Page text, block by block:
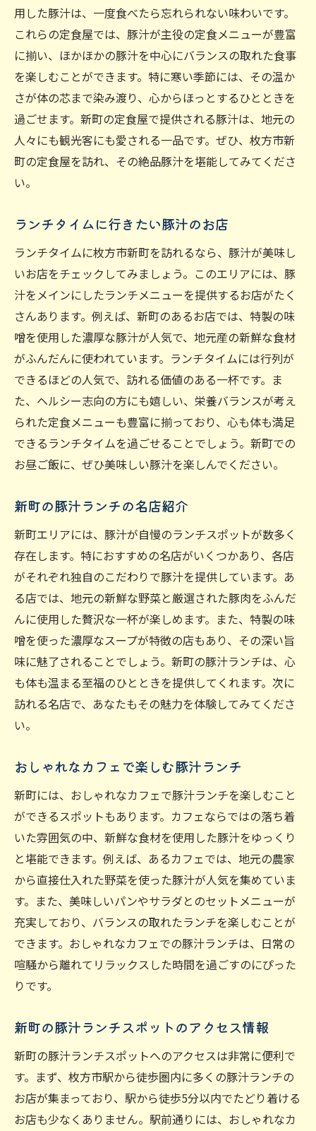
用した豚汁は、一度食べたら忘れられない味わいです。
これらの定食屋では、豚汁が主役の定食メニューが豊富
に揃い、ほかほかの豚汁を中心にバランスの取れた食事
を楽しむことができます。特に寒い季節には、その温か
さが体の芯まで染み渡り、心からほっとするひとときを
過ごせます。新町の定食屋で提供される豚汁は、地元の
人々にも観光客にも愛される一品です。ぜひ、枚方市新
町の定食屋を訪れ、その絶品豚汁を堪能してみてくださ
い。
ランチタイムに行きたい豚汁のお店
ランチタイムに枚方市新町を訪れるなら、豚汁が美味し
いお店をチェックしてみましょう。このエリアには、豚
汁をメインにしたランチメニューを提供するお店がたく
さんあります。例えば、新町のあるお店では、特製の味
噌を使用した濃厚な豚汁が人気で、地元産の新鮮な食材
がふんだんに使われています。ランチタイムには行列が
できるほどの人気で、訪れる価値のある一杯です。ま
た、ヘルシー志向の方にも嬉しい、栄養バランスが考え
られた定食メニューも豊富に揃っており、心も体も満足
できるランチタイムを過ごせることでしょう。新町での
お昼ご飯に、ぜひ美味しい豚汁を楽しんでください。
新町の豚汁ランチの名店紹介
新町エリアには、豚汁が自慢のランチスポットが数多く
存在します。特におすすめの名店がいくつかあり、各店
がそれぞれ独自のこだわりで豚汁を提供しています。あ
る店では、地元の新鮮な野菜と厳選された豚肉をふんだ
んに使用した贅沢な一杯が楽しめます。また、特製の味
噌を使った濃厚なスープが特徴の店もあり、その深い旨
味に魅了されることでしょう。新町の豚汁ランチは、心
も体も温まる至福のひとときを提供してくれます。次に
訪れる名店で、あなたもその魅力を体験してみてくださ
い。
おしゃれなカフェで楽しむ豚汁ランチ
新町には、おしゃれなカフェで豚汁ランチを楽しむこと
ができるスポットもあります。カフェならではの落ち着
いた雰囲気の中、新鮮な食材を使用した豚汁をゆっくり
と堪能できます。例えば、あるカフェでは、地元の農家
から直接仕入れた野菜を使った豚汁が人気を集めていま
す。また、美味しいパンやサラダとのセットメニューが
充実しており、バランスの取れたランチを楽しむことが
できます。おしゃれなカフェでの豚汁ランチは、日常の
喧騒から離れてリラックスした時間を過ごすのにぴった
りです。
新町の豚汁ランチスポットのアクセス情報
新町の豚汁ランチスポットへのアクセスは非常に便利で
す。まず、枚方市駅から徒歩圏内に多くの豚汁ランチの
お店が集まっており、駅から徒歩5分以内でたどり着ける
お店も少なくありません。駅前通りには、おしゃれなカ